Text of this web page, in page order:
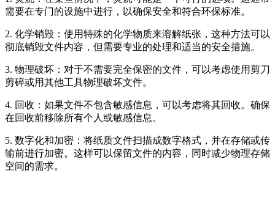
需要在专门的设施中进行，以确保安全和符合环保标准。
2. 化学销毁：使用特殊的化学物质来溶解纸张，这种方法可以
彻底销毁文件内容，但需要专业的处理和适当的安全措施。
3. 物理破坏：对于不需要完全保密的文件，可以考虑使用剪刀
剪碎或用其他工具物理破坏文件。
4. 回收：如果文件不包含敏感信息，可以考虑将其回收。确保
在回收前移除所有个人或敏感信息。
5. 数字化和加密：将纸质文件扫描成数字格式，并在存储或传
输前进行加密。这样可以保留文件的内容，同时减少物理存储
空间的需求。